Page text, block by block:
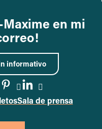
en mi
informativo
página de
a la página de
a la página
a la
Acceder a la
Sala de prensa